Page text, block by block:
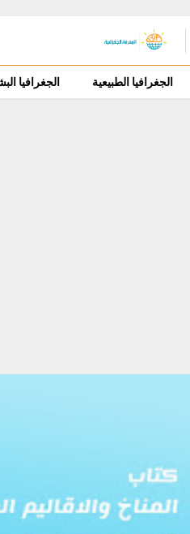
الجغرافيا الطبيعية الجغرافيا